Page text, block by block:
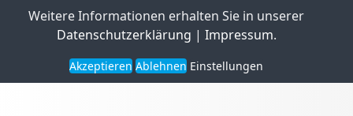
Weitere Informationen erhalten Sie in unserer
Datenschutzerklärung | Impressum.
Akzeptieren Ablehnen Einstellungen